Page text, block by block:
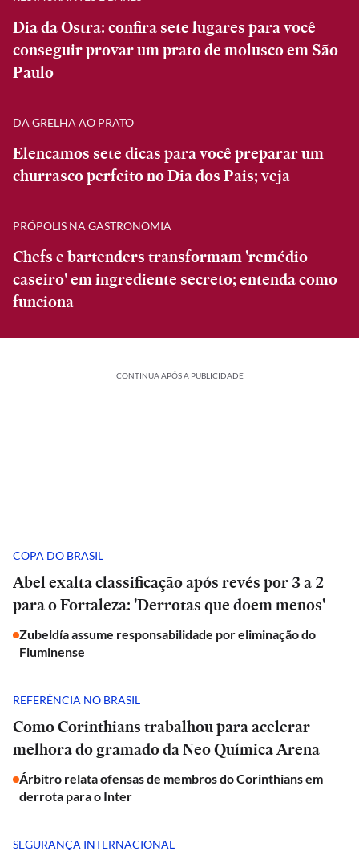
Dia da Ostra: confira sete lugares para você
conseguir provar um prato de molusco em São
Paulo
DA GRELHA AO PRATO
Elencamos sete dicas para você preparar um
churrasco perfeito no Dia dos Pais; veja
PRÓPOLIS NA GASTRONOMIA
Chefs e bartenders transformam 'remédio
caseiro' em ingrediente secreto; entenda como
funciona
CONTINUA APÓS A PUBLICIDADE
COPA DO BRASIL
Abel exalta classificação após revés por 3 a 2
para o Fortaleza: 'Derrotas que doem menos'
Zubeldía assume responsabilidade por eliminação do
Fluminense
REFERÊNCIA NO BRASIL
Como Corinthians trabalhou para acelerar
melhora do gramado da Neo Química Arena
Árbitro relata ofensas de membros do Corinthians em
derrota para o Inter
SEGURANÇA INTERNACIONAL